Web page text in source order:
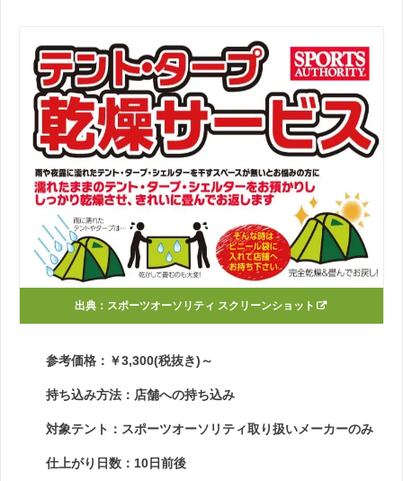
出典： スポーツオーソリティ スクリーンショット
参考価格：￥3,300(税抜き)～
持ち込み方法：店舗への持ち込み
対象テント：スポーツオーソリティ取り扱いメーカーのみ
仕上がり日数：10日前後